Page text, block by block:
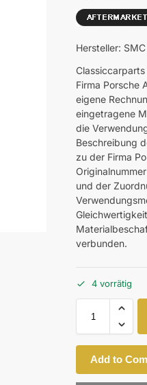
Hersteller: SMC
Firma Porsche
eigene
eingetragene
die
Beschreibung
zu der Firma
und der
verbunden.
4 vorrätig
Add to